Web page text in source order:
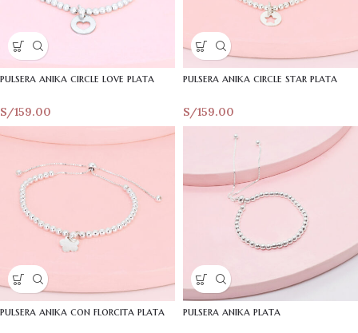
pulsera anika circle love plata
S/159.00
pulsera anika circle star plata
S/159.00
pulsera anika con florcita plata pulsera anika plata